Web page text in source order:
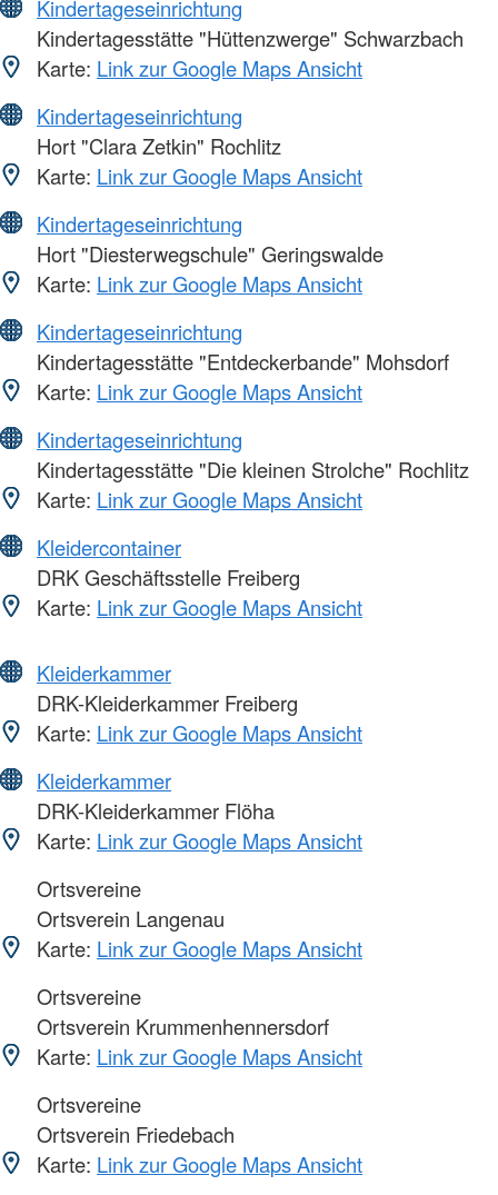
Kindertageseinrichtung
Kindertagesstätte "Hüttenzwerge" Schwarzbach
Karte: Link zur Google Maps Ansicht
Kindertageseinrichtung
Hort "Clara Zetkin" Rochlitz
Karte: Link zur Google Maps Ansicht
Kindertageseinrichtung
Hort "Diesterwegschule" Geringswalde
Karte: Link zur Google Maps Ansicht
Kindertageseinrichtung
Kindertagesstätte "Entdeckerbande" Mohsdorf
Karte: Link zur Google Maps Ansicht
Kindertageseinrichtung
Kindertagesstätte "Die kleinen Strolche" Rochlitz
Karte: Link zur Google Maps Ansicht
Kleidercontainer
DRK Geschäftsstelle Freiberg
Karte: Link zur Google Maps Ansicht
Kleiderkammer
DRK-Kleiderkammer Freiberg
Karte: Link zur Google Maps Ansicht
Kleiderkammer
DRK-Kleiderkammer Flöha
Karte: Link zur Google Maps Ansicht
Ortsvereine
Ortsverein Langenau
Karte: Link zur Google Maps Ansicht
Ortsvereine
Ortsverein Krummenhennersdorf
Karte: Link zur Google Maps Ansicht
Ortsvereine
Ortsverein Friedebach
Karte: Link zur Google Maps Ansicht